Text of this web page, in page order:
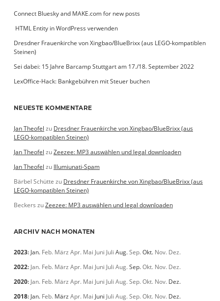
Connect Bluesky and MAKE.com for new posts
­ HTML Entity in WordPress verwenden
Dresdner Frauenkirche von Xingbao/BlueBrixx (aus LEGO-kompatiblen
Steinen)
Sei dabei: 15 Jahre Barcamp Stuttgart am 17./18. September 2022
LexOffice-Hack: Bankgebühren mit Steuer buchen
NEUESTE KOMMENTARE
Jan Theofel zu Dresdner Frauenkirche von Xingbao/BlueBrixx (aus
LEGO-kompatiblen Steinen)
Jan Theofel zuZeezee: MP3 auswählen und legal downloaden
Jan Theofel zu Illumiunati-Spam
Bärbel Schütte zu Dresdner Frauenkirche von Xingbao/BlueBrixx (aus
LEGO-kompatiblen Steinen)
Beckers zuZeezee: MP3 auswählen und legal downloaden
ARCHIV NACH MONATEN
2023: Jan. Feb. März Apr. Mai Juni Juli Aug.Sep.Okt. Nov. Dez.
2022: Jan. Feb. März Apr. Mai Juni Juli Aug.Sep.Okt. Nov. Dez.
2020: Jan. Feb. März Apr. Mai Juni Juli Aug.Sep.Okt. Nov. Dez.
2018: Jan. Feb. März Apr. Mai Juni Juli Aug.Sep.Okt. Nov. Dez.